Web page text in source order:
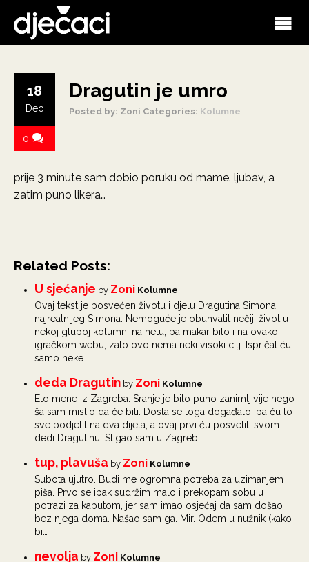
Dragutin je umro
Posted by: Zoni Categories: Kolumne
18
Dec
0
prije 3 minute sam dobio poruku od mame. ljubav, a
zatim puno likera…
Related Posts:
U sjećanje by Zoni Kolumne
Ovaj tekst je posvećen životu i djelu Dragutina Simona,
najrealnijeg Simona. Nemoguće je obuhvatit nečiji život u
nekoj glupoj kolumni na netu, pa makar bilo i na ovako
igračkom webu, zato ovo nema neki visoki cilj. Ispričat ću
samo neke…
deda Dragutin by Zoni Kolumne
Eto mene iz Zagreba. Sranje je bilo puno zanimljivije nego
ša sam mislio da će biti. Dosta se toga događalo, pa ću to
sve podjelit na dva dijela, a ovaj prvi ću posvetiti svom
dedi Dragutinu. Stigao sam u Zagreb…
tup, plavuša by Zoni Kolumne
Subota ujutro. Budi me ogromna potreba za uzimanjem
piša. Prvo se ipak sudržim malo i prekopam sobu u
potrazi za kaputom, jer sam imao osjećaj da sam došao
bez njega doma. Našao sam ga. Mir. Odem u nužnik (kako
bi…
nevolja by Zoni Kolumne